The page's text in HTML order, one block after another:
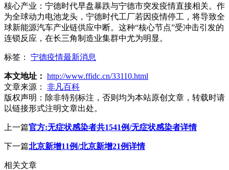
核心产业：宁德时代早盘暴跌与宁德市突发疫情直接相关。作
为全球动力电池龙头，宁德时代工厂若因疫情停工，将导致全
球新能源汽车产业链供应中断。这种“核心节点”受冲击引发的
连锁反应，在长三角制造业集群中尤为明显。
标签： 宁德疫情最新消息
本文地址： http://www.ffidc.cn/33110.html
文章来源：
非凡百科
版权声明： 除非特别标注，否则均为本站原创文章，转载时请
以链接形式注明文章出处。
上一篇官方:无症状感染者共1541例/无症状感染者详情
下一篇北京新增11例/北京新增21例详情
相关文章